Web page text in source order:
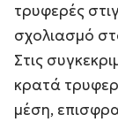
τρυφερές
σχολιασμό
Στις
κρατά
μέση,